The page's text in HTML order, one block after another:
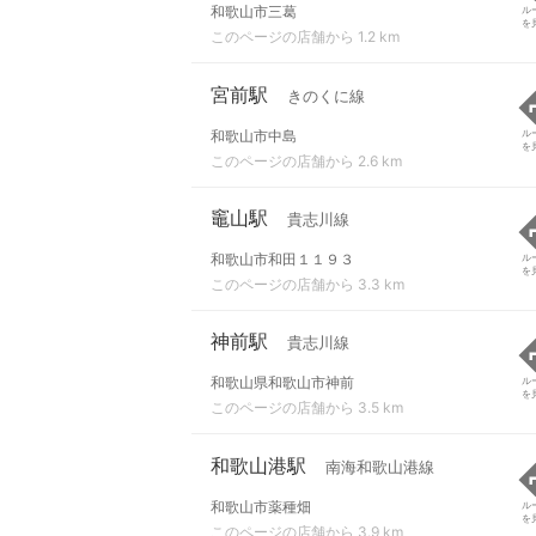
和歌山市三葛
このページの店舗から 1.2 km
ル
を
宮前駅 きのくに線
和歌山市中島
このページの店舗から 2.6 km
ル
を
竈山駅 貴志川線
和歌山市和田１１９３
このページの店舗から 3.3 km
ル
を
神前駅 貴志川線
和歌山県和歌山市神前
このページの店舗から 3.5 km
ル
を
和歌山港駅 南海和歌山港線
和歌山市薬種畑
このページの店舗から 3.9 km
ル
を